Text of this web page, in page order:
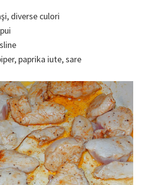
diverse culori
paprika iute, sare